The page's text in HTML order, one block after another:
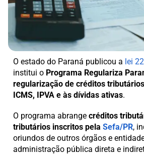
O estado do Paraná publicou a lei
institui o Programa Regulariza
regularização de créditos
ICMS, IPVA e às dívidas ativas.
O programa abrange créditos
tributários inscritos pela Sefa/PR,
oriundos de outros órgãos e
administração pública direta e